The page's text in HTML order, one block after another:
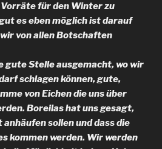
Vorräte für den Winter zu
es eben möglich ist darauf
von allen Botschaften
gute Stelle ausgemacht, wo wir
schlagen können, gute,
von Eichen die uns über
Boreilas hat uns gesagt,
sollen und dass die
kommen werden. Wir werden